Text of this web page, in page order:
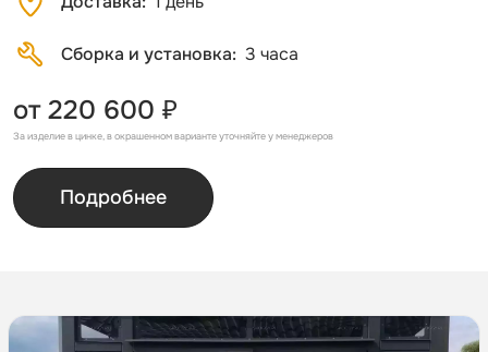
Сборка и установка 3 часа
от 220 600 ₽
За изделие в цинке, в окрашенном варианте уточняйте у менеджеров
Подробнее